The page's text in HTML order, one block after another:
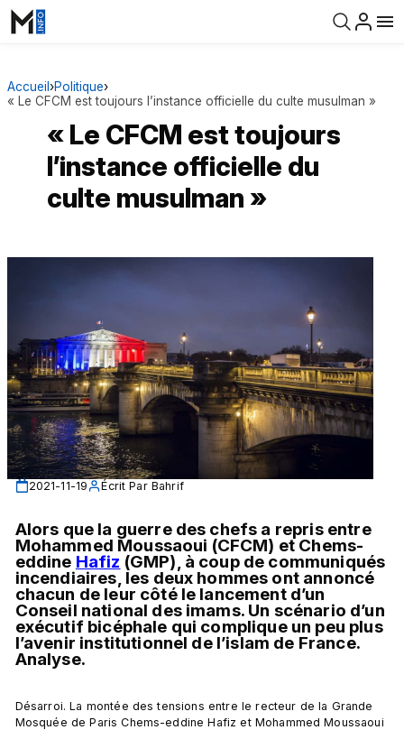
Accueil ›Politique›
« Le CFCM est toujours l’instance officielle du culte musulman »
« Le CFCM est toujours
l’instance officielle du
culte musulman »
2021-11-19 Écrit Par Bahrif
Alors que la guerre des chefs a repris entre
Mohammed Moussaoui (CFCM) et Chems-
eddine Hafiz (GMP), à coup de communiqués
incendiaires, les deux hommes ont annoncé
chacun de leur côté le lancement d’un
Conseil national des imams. Un scénario d’un
exécutif bicéphale qui complique un peu plus
l’avenir institutionnel de l’islam de France.
Analyse.
Désarroi. La montée des tensions entre le recteur de la Grande
Mosquée de Paris Chems-eddine Hafiz et Mohammed Moussaoui